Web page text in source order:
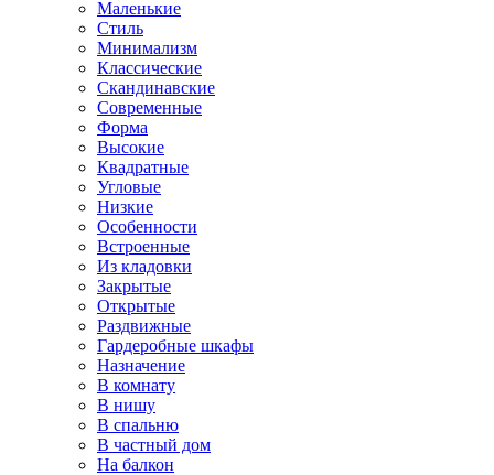
Маленькие
Стиль
Минимализм
Классические
Скандинавские
Современные
Форма
Высокие
Квадратные
Угловые
Низкие
Особенности
Встроенные
Из кладовки
Закрытые
Открытые
Раздвижные
Гардеробные шкафы
Назначение
В комнату
В нишу
В спальню
В частный дом
На балкон